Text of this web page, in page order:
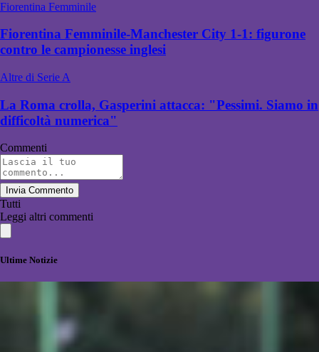
Fiorentina Femminile
Fiorentina Femminile-Manchester City 1-1: figurone
contro le campionesse inglesi
Altre di Serie A
La Roma crolla, Gasperini attacca: "Pessimi. Siamo in
difficoltà numerica"
Commenti
Invia Commento
Tutti
Leggi altri commenti
Ultime Notizie